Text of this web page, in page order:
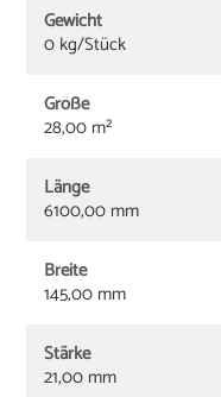
Gewicht
0 kg/Stück
Größe
28,00 m²
Länge
6100,00 mm
Breite
145,00 mm
Stärke
21,00 mm